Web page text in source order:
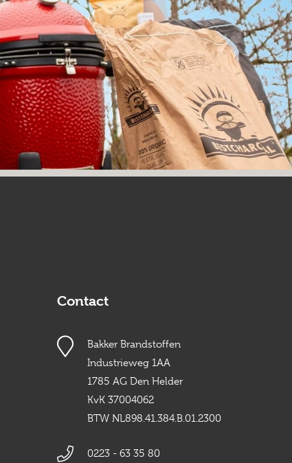
Contact
Bakker Brandstoffen
Industrieweg 1AA
1785 AG Den Helder
KvK 37004062
BTW NL898.41.384.B.01.2300
0223 - 63 35 80